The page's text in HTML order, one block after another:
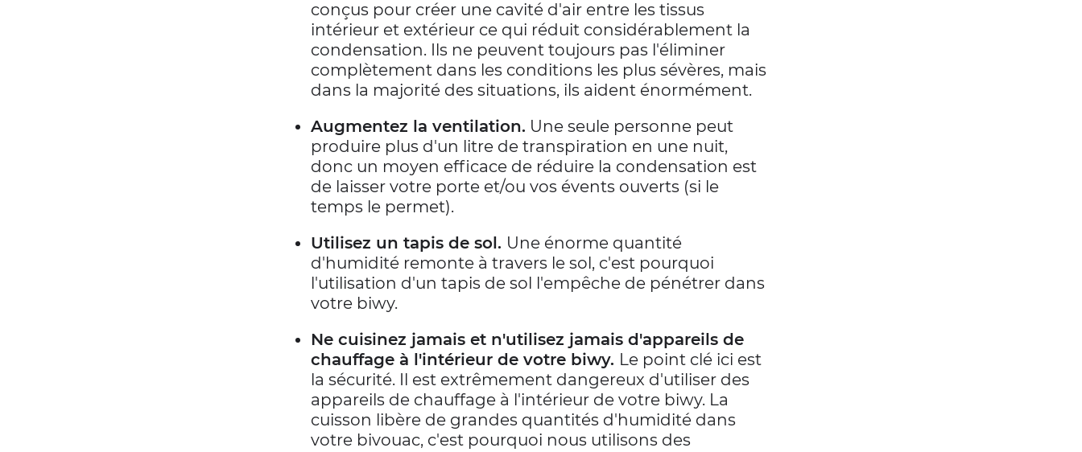
conçus pour créer une cavité d'air entre les tissus
intérieur et extérieur ce qui réduit considérablement la
condensation. Ils ne peuvent toujours pas l'éliminer
complètement dans les conditions les plus sévères, mais
dans la majorité des situations, ils aident énormément.
Augmentez la ventilation. Une seule personne peut
produire plus d'un litre de transpiration en une nuit,
donc un moyen efficace de réduire la condensation est
de laisser votre porte et/ou vos évents ouverts (si le
temps le permet).
Utilisez un tapis de sol. Une énorme quantité
d'humidité remonte à travers le sol, c'est pourquoi
l'utilisation d'un tapis de sol l'empêche de pénétrer dans
votre biwy.
Ne cuisinez jamais et n'utilisez jamais d'appareils de
chauffage à l'intérieur de votre biwy. Le point clé ici est
la sécurité. Il est extrêmement dangereux d'utiliser des
appareils de chauffage à l'intérieur de votre biwy. La
cuisson libère de grandes quantités d'humidité dans
votre bivouac, c'est pourquoi nous utilisons des